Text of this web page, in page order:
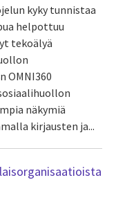
kyky tunnistaa
helpottuu
tekoälyä
OMNI360
näkymiä
kirjausten ja...